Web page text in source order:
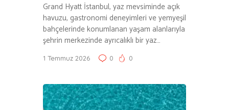
Grand Hyatt İstanbul, yaz mevsiminde açık
havuzu, gastronomi deneyimleri ve yemyeşil
bahçelerinde konumlanan yaşam alanlarıyla
şehrin merkezinde ayrıcalıklı bir yaz…
1 Temmuz 2026 0 0